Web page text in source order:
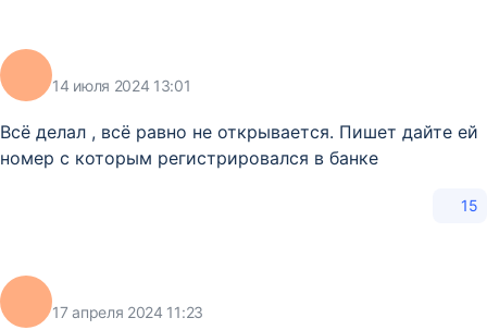
14 июля 2024 13:01
Всё делал , всё равно не открывается. Пишет дайте ей
номер с которым регистрировался в банке
15
17 апреля 2024 11:23